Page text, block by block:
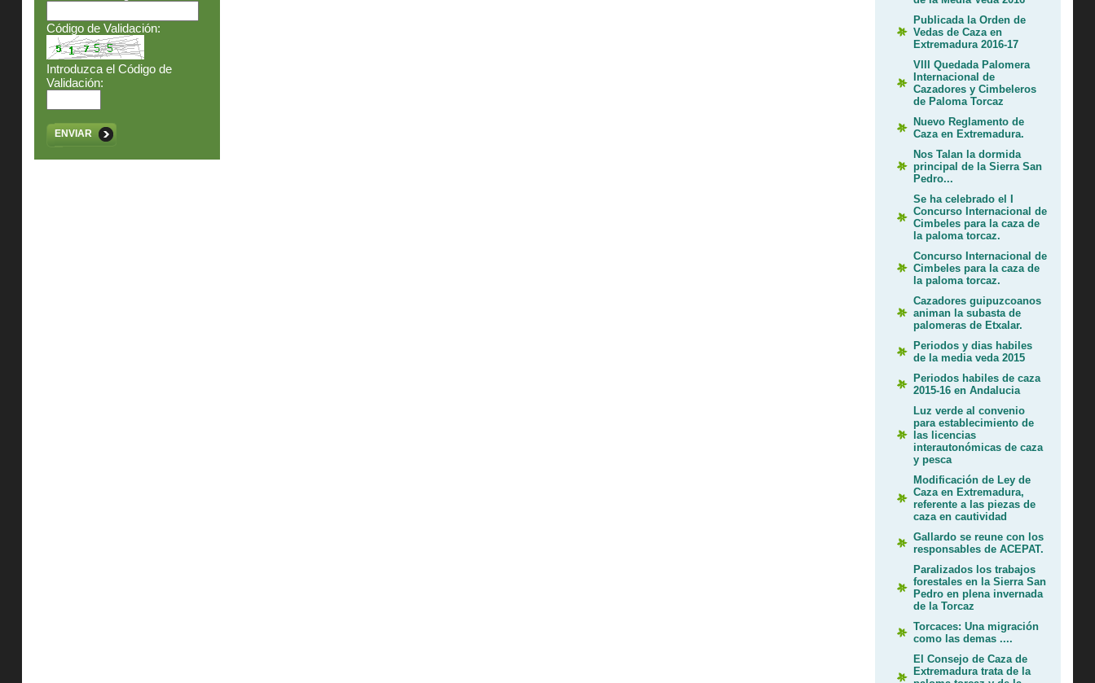
Código de Validación:
Introduzca el Código de
Validación:
ENVIAR
Publicada la Orden de
Vedas de Caza en
Extremadura 2016-17
VIII Quedada Palomera
Internacional de
Cazadores y Cimbeleros
de Paloma Torcaz
Nuevo Reglamento de
Caza en Extremadura.
Nos Talan la dormida
principal de la Sierra San
Pedro...
Se ha celebrado el I
Concurso Internacional de
Cimbeles para la caza de
la paloma torcaz.
Concurso Internacional de
Cimbeles para la caza de
la paloma torcaz.
Cazadores guipuzcoanos
animan la subasta de
palomeras de Etxalar.
Periodos y dias habiles
de la media veda 2015
Periodos habiles de caza
2015-16 en Andalucia
Luz verde al convenio
para establecimiento de
las licencias
interautonómicas de caza
y pesca
Modificación de Ley de
Caza en Extremadura,
referente a las piezas de
caza en cautividad
Gallardo se reune con los
responsables de ACEPAT.
Paralizados los trabajos
forestales en la Sierra San
Pedro en plena invernada
de la Torcaz
Torcaces: Una migración
como las demas ....
El Consejo de Caza de
Extremadura trata de la